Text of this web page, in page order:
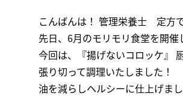
こんばんは！ 管理栄養士 定方
先日、6月のモリモリ食堂を開催
今回は、『揚げないコロッケ』
張り切って調理いたしました！
油を減らしヘルシーに仕上げま